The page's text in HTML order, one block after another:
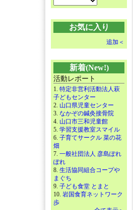
お気に入り
追加＜
新着(New!)
活動レポート
1. 特定非営利活動法人萩
子どもセンター
2. 山口県児童センター
3. なかぞの鍼灸接骨院
4. 山口市三和児童館
5. 学習支援教室スマイル
6. 子育てサークル 菜の花
畑
7. 一般社団法人 彦島ぽれ
ぽれ
8. 生活協同組合コープや
まぐち
9. 子ども食堂 とまと
10. 岩国食育ネットワーク
歩